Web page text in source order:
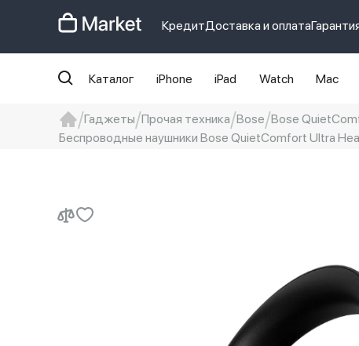
КредитДоставка и оплата
Каталог iPhone iPad Watch Mac
iphone айфон Iphone 14 pro
Гаджеты Прочая техника Bose Bose
Беспроводные наушники Bose QuietComfort Ultra